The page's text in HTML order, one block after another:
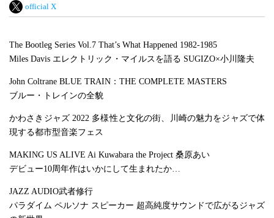
official X
The Bootleg Series Vol.7 That’s What Happened 1982-1985
Miles Davis エレクトリック・マイルスを語る SUGIZO×小川隆夫
John Coltrane BLUE TRAIN：THE COMPLETE MASTERS
ブルー・トレインの全貌
かわさきジャズ 2022 多様性と文化の街、川崎の魅力をジャズで体
現する都市型音楽フェス
MAKING US ALIVE Ai Kuwabara the Project 桑原あい
デビュー10周年作はいかにして生まれたか…
JAZZ AUDIO武者修行
パラダイム ペルソナ スピーカー 超高純度サウンドで広がるジャズ